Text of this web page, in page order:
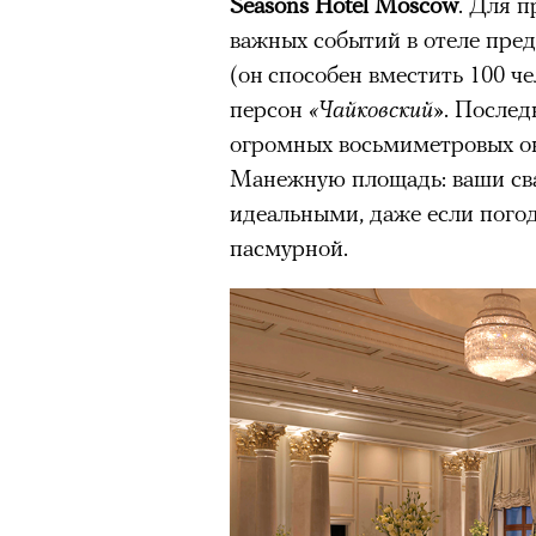
важных событий в отеле
(он способен вместить 100
персон «Чайковский».
огромных восьмиметровых
Манежную площадь: ваши
идеальными, даже если
пасмурной.
Главное
Горы привлекают людей
концентрации, в
остается только
Экстремальные
гормонов, из-за чего
из самых ярких опытов в
Для многих альпинизм
рутины,
Совместное
людьми особенно
Наука не подтверждает
признает, чток
устойчивостью к стрессу